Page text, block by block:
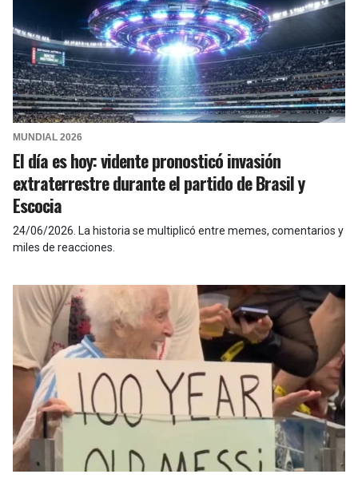
MUNDIAL 2026
El día es hoy: vidente pronosticó invasión
extraterrestre durante el partido de Brasil y
Escocia
24/06/2026 La historia se multiplicó entre memes, comentarios y
miles de reacciones.